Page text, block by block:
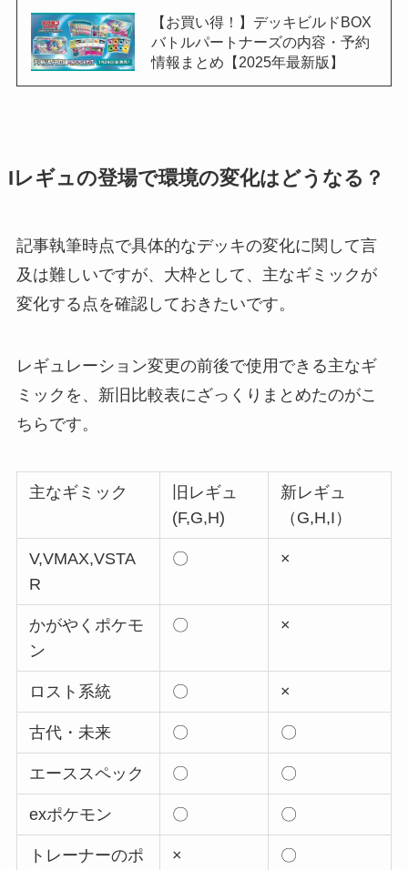
【お買い得！】デッキビルドBOX
バトルパートナーズの内容・予約
情報まとめ【2025年最新版】
Iレギュの登場で環境の変化はどうなる？
記事執筆時点で具体的なデッキの変化に関して言
及は難しいですが、大枠として、主なギミックが
変化する点を確認しておきたいです。
レギュレーション変更の前後で使用できる主なギ
ミックを、新旧比較表にざっくりまとめたのがこ
ちらです。
主なギミック
旧レギュ
(F,G,H)
新レギュ
（G,H,I）
V,VMAX,VSTA
R
〇 ×
かがやくポケモ
ン
〇 ×
ロスト系統 〇 ×
古代・未来 〇 〇
エーススペック 〇 〇
exポケモン 〇 〇
トレーナーのポ × 〇